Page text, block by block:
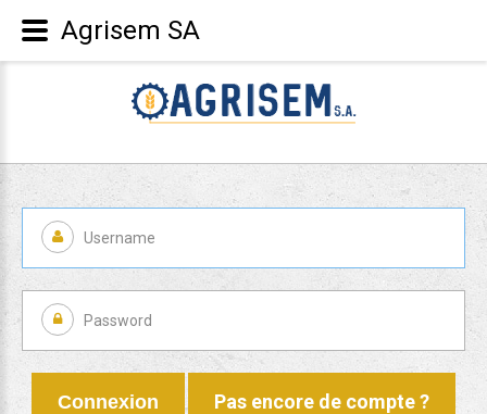
Connexion Pas encore de compte ?
Agrisem SA